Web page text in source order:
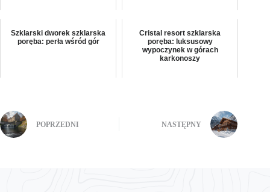
Szklarski dworek szklarska
poręba: perła wśród gór
Cristal resort szklarska
poręba: luksusowy
wypoczynek w górach
karkonoszy
POPRZEDNI NASTĘPNY